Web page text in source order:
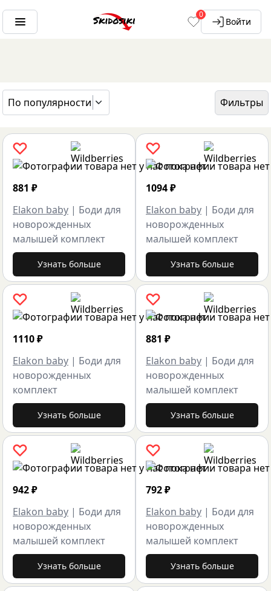
0
Войти
По популярности
Фильтры
ГЛАВНАЯ
БРЕНДЫ
881 ₽
Elakon baby | Боди для
новорожденных
малышей комплект
Узнать больше
1110₽
Elakon baby | Боди для
новорожденных
комплект
Узнать больше
942₽
Elakon baby | Боди для
новорожденных
малышей комплект
Узнать больше
1094₽
Elakon baby | Боди для
новорожденных
малышей комплект
Узнать больше
881 ₽
Elakon baby | Боди для
новорожденных
малышей комплект
Узнать больше
792₽
Elakon baby | Боди для
новорожденных
малышей комплект
Узнать больше